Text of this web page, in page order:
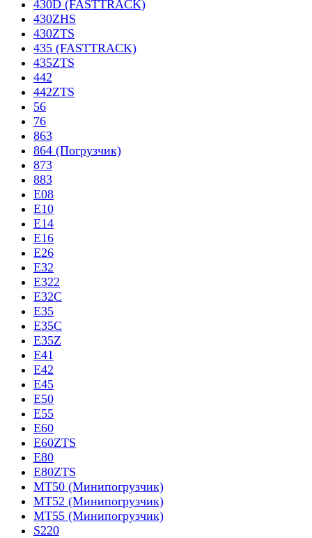
430D (FASTTRACK)
430ZHS
430ZTS
435 (FASTTRACK)
435ZTS
442
442ZTS
56
76
863
864 (Погрузчик)
873
883
E08
E10
E14
E16
E26
E32
E322
E32C
E35
E35C
E35Z
E41
E42
E45
E50
E55
E60
E60ZTS
E80
E80ZTS
MT50 (Минипогрузчик)
MT52 (Минипогрузчик)
MT55 (Минипогрузчик)
S220